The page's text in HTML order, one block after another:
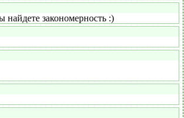
закономерность :)